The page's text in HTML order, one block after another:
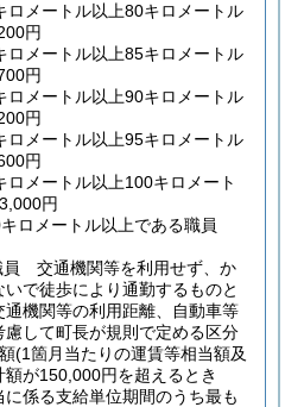
ロメートル以上80キロメートル
円
ロメートル以上85キロメートル
円
ロメートル以上90キロメートル
円
ロメートル以上95キロメートル
円
ロメートル以上100キロメート
円
ロメートル以上である職員
員 交通機関等を利用せず、か
で徒歩により通勤するものと
通機関等の利用距離、自動車等
して町長が規則で定める区分
(1箇月当たりの運賃等相当額及
額が150,000円を超えるとき
係る支給単位期間のうち最も